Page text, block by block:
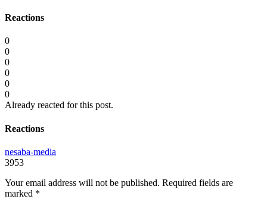
Reactions
0
0
0
0
0
0
Already reacted for this post.
Reactions
nesaba-media
3953
Your email address will not be published. Required fields are
marked *